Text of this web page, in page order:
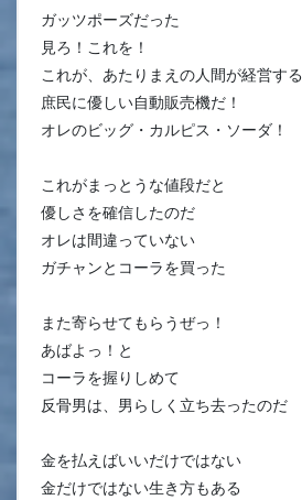
ガッツポーズだった
見ろ！これを！
これが、あたりまえの人間が経営する
庶民に優しい自動販売機だ！
オレのビッグ・カルピス・ソーダ！
これがまっとうな値段だと
優しさを確信したのだ
オレは間違っていない
ガチャンとコーラを買った
また寄らせてもらうぜっ！
あばよっ！と
コーラを握りしめて
反骨男は、男らしく立ち去ったのだ
金を払えばいいだけではない
金だけではない生き方もある